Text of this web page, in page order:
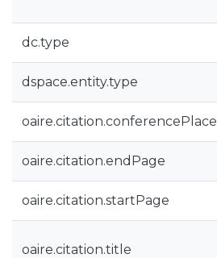
dc.type
dspace.entity.type
oaire.citation.conferencePlace
oaire.citation.endPage
oaire.citation.startPage
oaire.citation.title